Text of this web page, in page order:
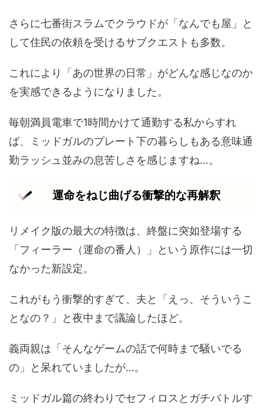
さらに七番街スラムでクラウドが「なんでも屋」と
して住民の依頼を受けるサブクエストも多数。
これにより「あの世界の日常」がどんな感じなのか
を実感できるようになりました。
毎朝満員電車で1時間かけて通勤する私からすれ
ば、ミッドガルのプレート下の暮らしもある意味通
勤ラッシュ並みの息苦しさを感じますね…。
運命をねじ曲げる衝撃的な再解釈
リメイク版の最大の特徴は、終盤に突如登場する
「フィーラー（運命の番人）」という原作には一切
なかった新設定。
これがもう衝撃的すぎて、夫と「えっ、そういうこ
となの？」と夜中まで議論したほど。
義両親は「そんなゲームの話で何時まで騒いでる
の」と呆れていましたが…。
ミッドガル篇の終わりでセフィロスとガチバトルす